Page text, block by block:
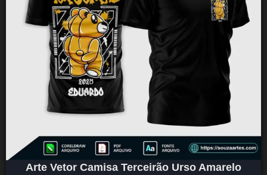
Arte Vetor Camisa Terceirão Urso Amarelo